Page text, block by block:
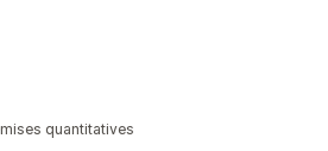
quantitatives